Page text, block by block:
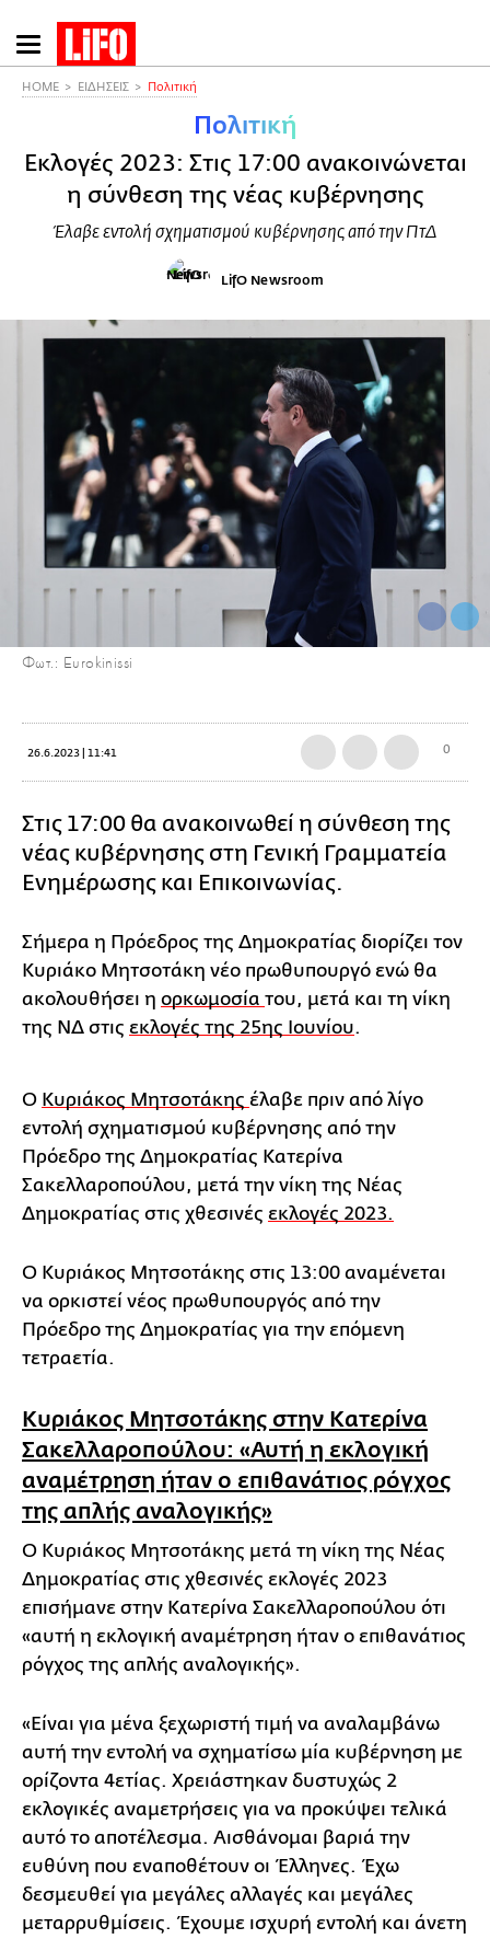
Παράκαμψη
προς
HOME ΕΙΔΗΣΕΙΣ Πολιτική
Πολιτική
Εκλογές 2023: Στις 17:00 ανακοινώνεται
η σύνθεση της νέας κυβέρνησης
Έλαβε εντολή σχηματισμού κυβέρνησης από την ΠτΔ
LifO Newsroom
Φωτ.: Eurokinissi
26.6.2023 | 11:41 0
Στις 17:00 θα ανακοινωθεί η σύνθεση της
νέας κυβέρνησης στη Γενική Γραμματεία
Ενημέρωσης και Επικοινωνίας.
Σήμερα η Πρόεδρος της Δημοκρατίας διορίζει τον
Κυριάκο Μητσοτάκη νέο πρωθυπουργό ενώ θα
ακολουθήσει η ορκωμοσία του, μετά και τη νίκη
της ΝΔ στις εκλογές της 25ης Ιουνίου.
Ο Κυριάκος Μητσοτάκης έλαβε πριν από λίγο
εντολή σχηματισμού κυβέρνησης από την
Πρόεδρο της Δημοκρατίας Κατερίνα
Σακελλαροπούλου, μετά την νίκη της Νέας
Δημοκρατίας στις χθεσινές εκλογές 2023.
Ο Κυριάκος Μητσοτάκης στις 13:00 αναμένεται
να ορκιστεί νέος πρωθυπουργός από την
Πρόεδρο της Δημοκρατίας για την επόμενη
τετραετία.
Κυριάκος Μητσοτάκης στην Κατερίνα
Σακελλαροπούλου: «Αυτή η εκλογική
αναμέτρηση ήταν ο επιθανάτιος ρόγχος
της απλής αναλογικής»
Ο Κυριάκος Μητσοτάκης μετά τη νίκη της Νέας
Δημοκρατίας στις χθεσινές εκλογές 2023
επισήμανε στην Κατερίνα Σακελλαροπούλου ότι
«αυτή η εκλογική αναμέτρηση ήταν ο επιθανάτιος
ρόγχος της απλής αναλογικής».
«Είναι για μένα ξεχωριστή τιμή να αναλαμβάνω
αυτή την εντολή να σχηματίσω μία κυβέρνηση με
ορίζοντα 4ετίας. Χρειάστηκαν δυστυχώς 2
εκλογικές αναμετρήσεις για να προκύψει τελικά
αυτό το αποτέλεσμα. Αισθάνομαι βαριά την
ευθύνη που εναποθέτουν οι Έλληνες. Έχω
δεσμευθεί για μεγάλες αλλαγές και μεγάλες
μεταρρυθμίσεις. Έχουμε ισχυρή εντολή και άνετη